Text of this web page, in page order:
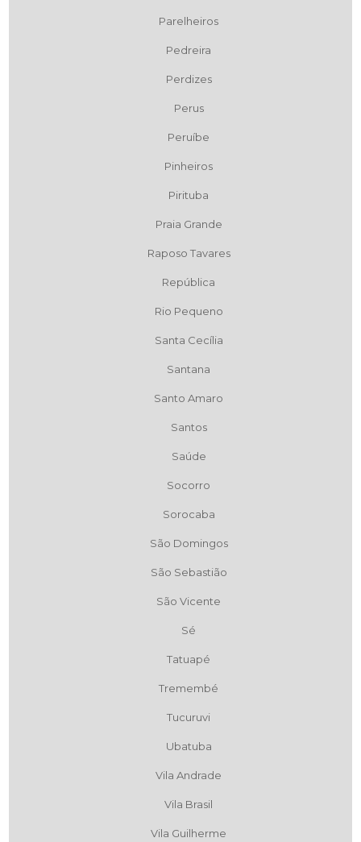
Parelheiros
Pedreira
Perdizes
Perus
Peruíbe
Pinheiros
Pirituba
Praia Grande
Raposo Tavares
República
Rio Pequeno
Santa Cecília
Santana
Santo Amaro
Santos
Saúde
Socorro
Sorocaba
São Domingos
São Sebastião
São Vicente
Sé
Tatuapé
Tremembé
Tucuruvi
Ubatuba
Vila Andrade
Vila Brasil
Vila Guilherme